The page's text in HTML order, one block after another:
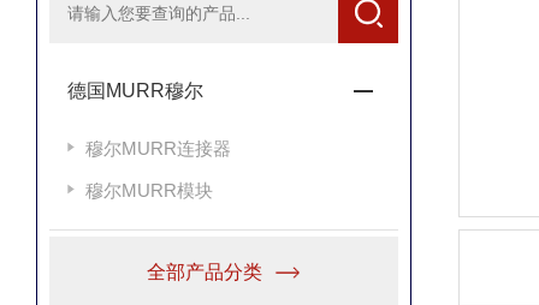
德国MURR穆尔
穆尔MURR连接器
穆尔MURR模块
全部产品分类